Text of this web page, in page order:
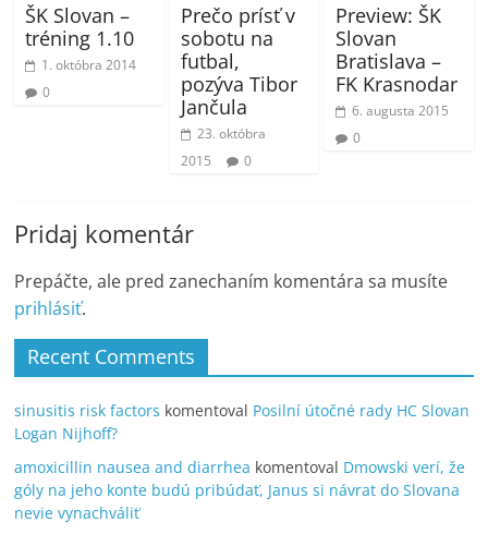
ŠK Slovan –
tréning 1.10
1. októbra 2014
0
Prečo prísť v
sobotu na
futbal,
pozýva Tibor
Jančula
23. októbra
2015
0
Preview: ŠK
Slovan
Bratislava –
FK Krasnodar
6. augusta 2015
0
Pridaj komentár
Prepáčte, ale pred zanechaním komentára sa musíte
prihlásiť.
Recent Comments
sinusitis risk factors komentoval Posilní útočné rady HC Slovan
Logan Nijhoff?
amoxicillin nausea and diarrhea komentoval Dmowski verí, že
góly na jeho konte budú pribúdať, Janus si návrat do Slovana
nevie vynachváliť